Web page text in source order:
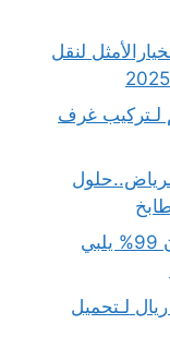
لنقل
100ريال خصم لـتركيب غرف
دينا تشيل اثاث مستعمل بالرياض بأمان 99% يلبي
دينه تحميل عفش الرياض بخصم 100 ريال لـتحميل